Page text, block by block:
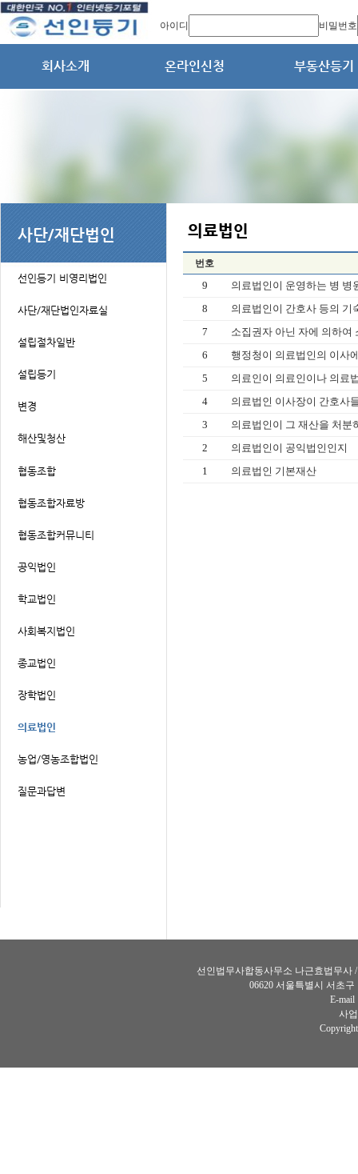
아이디 비밀번호
번호
9
의료법인이 운영하는 병 병
8
의료법인이 간호사 등의 기
7
소집권자 아닌 자에 의하여
6
행정청이 의료법인의 이사
5
의료인이 의료인이나 의료
4
의료법인 이사장이 간호사
3
의료법인이 그 재산을 처분
2
의료법인이 공익법인인지
1
의료법인 기본재산
선인법무사합동사무소 나근효법무사
06620 서울특별시 서초
E-mail
사